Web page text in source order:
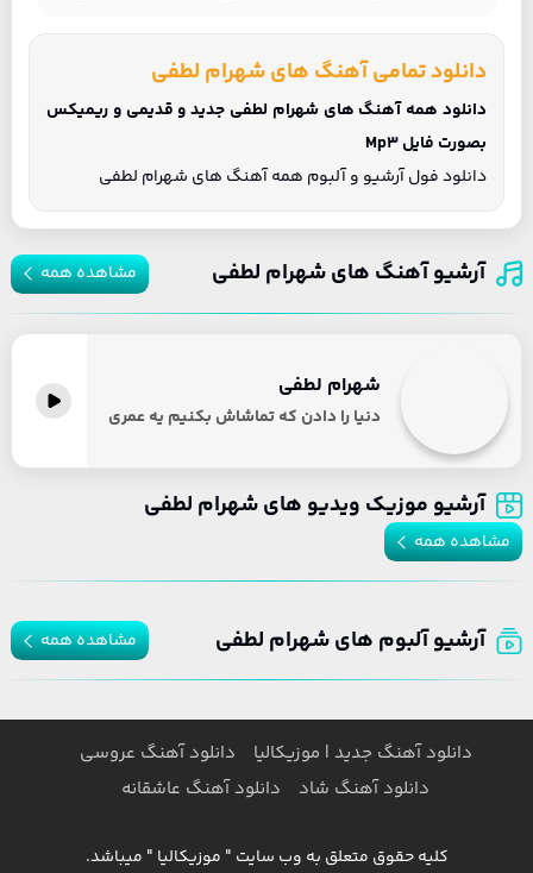
دانلود تمامی آهنگ های شهرام لطفی
دانلود همه آهنگ های شهرام لطفی جدید و قدیمی و ریمیکس
بصورت فایل Mp3
دانلود فول آرشیو و آلبوم همه آهنگ های شهرام لطفی
آرشیو آهنگ های شهرام لطفی مشاهده همه
شهرام لطفی
دنیا را دادن که تماشاش بکنیم یه عمری
آرشیو موزیک ویدیو های شهرام لطفی
مشاهده همه
آرشیو آلبوم های شهرام لطفی مشاهده همه
دانلود آهنگ جدید | موزیکالیا
دانلود آهنگ عروسی
دانلود آهنگ شاد
دانلود آهنگ عاشقانه
کلیه حقوق متعلق به وب سایت " موزیکالیا " میباشد.